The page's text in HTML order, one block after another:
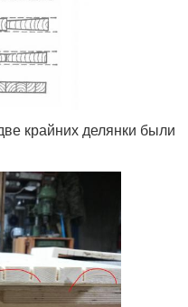
крайних делянки были